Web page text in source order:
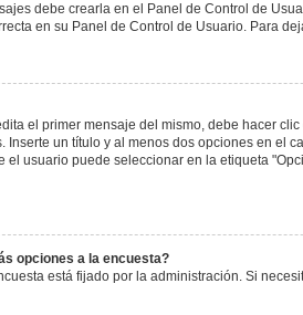
debe crearla en el Panel de Control de
en su Panel de Control de Usuario. Para
el primer mensaje del mismo, debe hacer
Inserte un título y al menos dos opciones en el
el usuario puede seleccionar en la etiqueta
opciones a la encuesta?
está fijado por la administración. Si